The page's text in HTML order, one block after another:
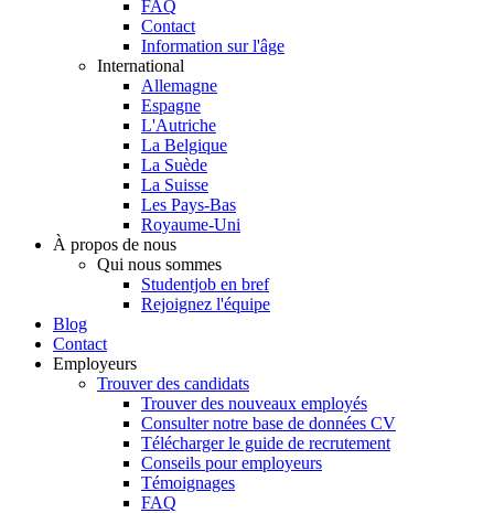
FAQ
Contact
Information sur l'âge
International
Allemagne
Espagne
L'Autriche
La Belgique
La Suède
La Suisse
Les Pays-Bas
Royaume-Uni
À propos de nous
Qui nous sommes
Studentjob en bref
Rejoignez l'équipe
Blog
Contact
Employeurs
Trouver des candidats
Trouver des nouveaux employés
Consulter notre base de données CV
Télécharger le guide de recrutement
Conseils pour employeurs
Témoignages
FAQ